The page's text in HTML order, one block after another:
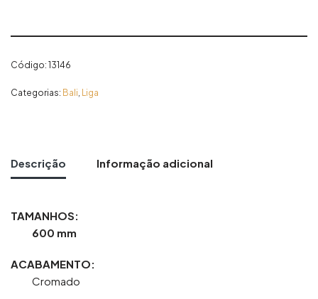
Código:13146
Categorias: Bali Liga
Descrição Informação adicional
TAMANHOS:
600 mm
ACABAMENTO:
Cromado